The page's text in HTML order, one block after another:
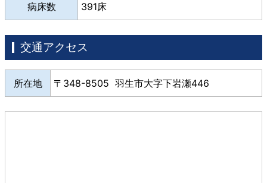
病床数 391床
交通アクセス
所在地 348-8505 羽生市大字下岩瀬446